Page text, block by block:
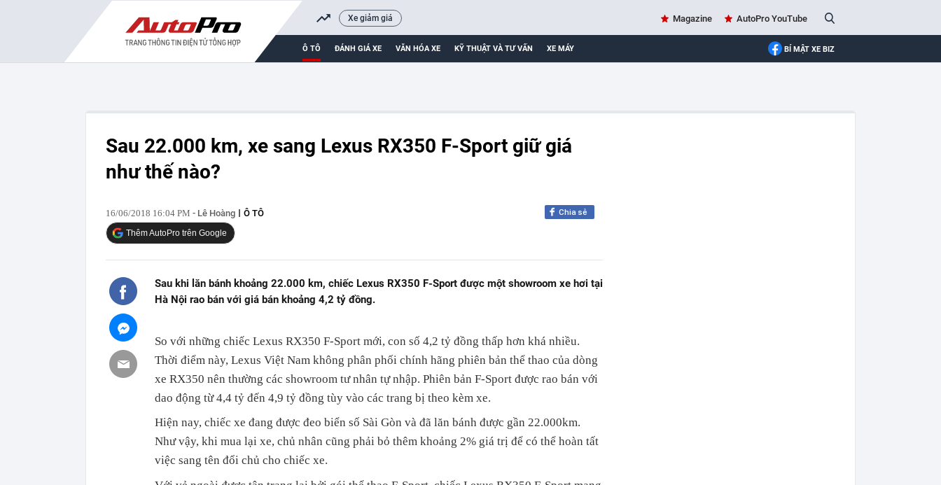
Xe giảm giá Magazine AutoPro YouTube
Ô TÔ ĐÁNH GIÁ XE VĂN HÓA XE KỸ THUẬT VÀ TƯ VẤN XE MÁY BÍ MẬT XE BIZ
Sau 22.000 km, xe sang Lexus RX350 F-Sport giữ giá
như thế nào?
16/06/2018 16:04 PM - Lê Hoàng Ô TÔ Chia sẻ
Thêm AutoPro trên Google
Sau khi lăn bánh khoảng 22.000 km, chiếc Lexus RX350 F-Sport được một showroom xe hơi tại
Hà Nội rao bán với giá bán khoảng 4,2 tỷ đồng.
So với những chiếc Lexus RX350 F-Sport mới, con số 4,2 tỷ đồng thấp hơn khá nhiều.
Thời điểm này, Lexus Việt Nam không phân phối chính hãng phiên bản thể thao của dòng
xe RX350 nên thường các showroom tư nhân tự nhập. Phiên bản F-Sport được rao bán với
dao động từ 4,4 tỷ đến 4,9 tỷ đồng tùy vào các trang bị theo kèm xe.
Hiện nay, chiếc xe đang được đeo biển số Sài Gòn và đã lăn bánh được gần 22.000km.
Như vậy, khi mua lại xe, chủ nhân cũng phải bỏ thêm khoảng 2% giá trị để có thể hoàn tất
việc sang tên đổi chủ cho chiếc xe.